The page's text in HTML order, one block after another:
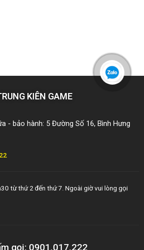
KIÊN GAME
- bảo hành: 5 Đường Số 16, Bình Hưng
từ thứ 2 đến thứ 7. Ngoài giờ vui lòng gọi
Bản quyền thuộc công ty TNHH TMDV
gọi: 0901.017.222